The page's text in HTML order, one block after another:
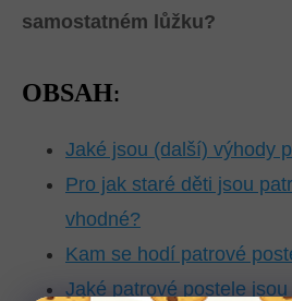
samostatném lůžku?
OBSAH:
Jaké jsou (další) výhody
Pro jak staré děti jsou
vhodné?
Kam se hodí patrové
Jaké patrové postele